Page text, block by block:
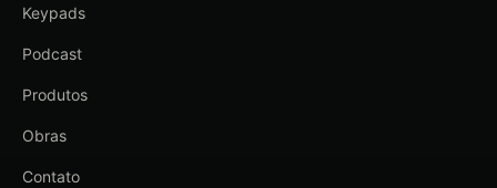
Keypads
Podcast
Produtos
Obras
Contato